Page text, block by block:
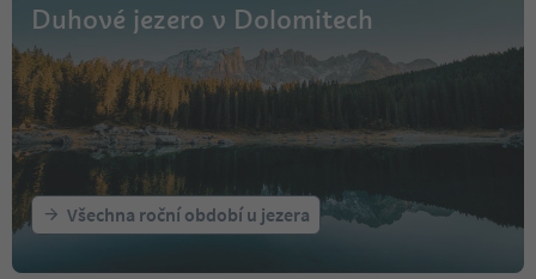
Duhové jezero v Dolomitech
Všechna roční období u jezera